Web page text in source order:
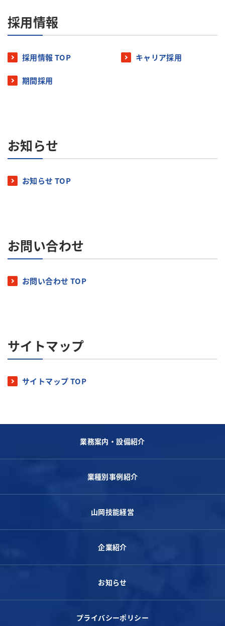
採用情報
採用情報 TOP キャリア採用
期間採用
お知らせ
お知らせ TOP
お問い合わせ
お問い合わせ TOP
サイトマップ
サイトマップ TOP
業務案内・設備紹介
業種別事例紹介
山岡技能経営
企業紹介
お知らせ
プライバシーポリシー